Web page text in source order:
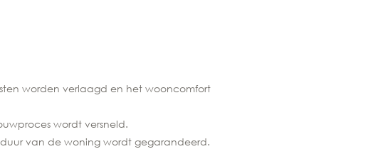
worden verlaagd en het wooncomfort
wordt versneld.
van de woning wordt gegarandeerd.